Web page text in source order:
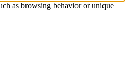
as browsing behavior or unique